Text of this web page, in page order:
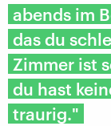
abends im
das du
Zimmer ist
du hast
traurig."